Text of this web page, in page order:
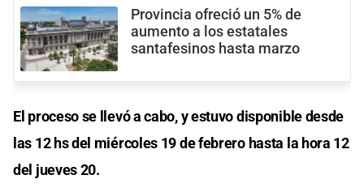
Provincia ofreció un 5% de
aumento a los estatales
santafesinos hasta marzo
El proceso se llevó a cabo, y estuvo disponible desde
las 12 hs del miércoles 19 de febrero hasta la hora 12
del jueves 20.